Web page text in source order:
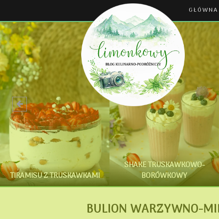
GŁÓWNA
TIRAMISU Z TRUSKAWKAMI
SHAKE TRUSKAWKOWO-
BORÓWKOWY
BULION WARZYWNO-